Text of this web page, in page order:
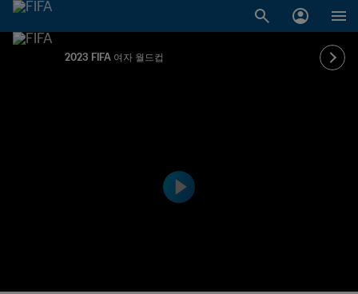
2023 FIFA 여자 월드컵